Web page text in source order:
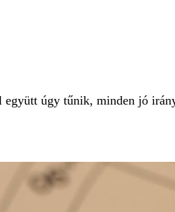
együtt úgy tűnik, minden jó